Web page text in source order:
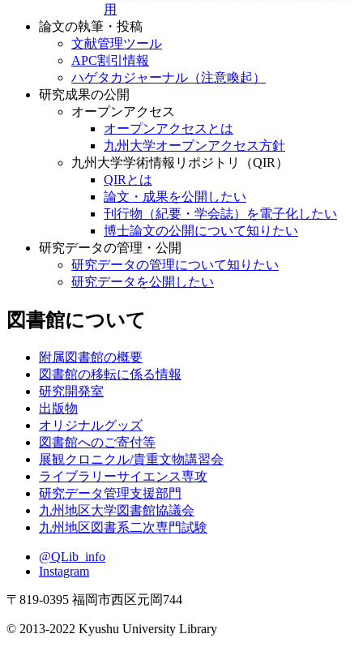
用
論文の執筆・投稿
文献管理ツール
APC割引情報
ハゲタカジャーナル（注意喚起）
研究成果の公開
オープンアクセス
オープンアクセスとは
九州大学オープンアクセス方針
九州大学学術情報リポジトリ（QIR）
QIRとは
論文・成果を公開したい
刊行物（紀要・学会誌）を電子化したい
博士論文の公開について知りたい
研究データの管理・公開
研究データの管理について知りたい
研究データを公開したい
図書館について
附属図書館の概要
図書館の移転に係る情報
研究開発室
出版物
オリジナルグッズ
図書館へのご寄付等
展観クロニクル/貴重文物講習会
ライブラリーサイエンス専攻
研究データ管理支援部門
九州地区大学図書館協議会
九州地区図書系二次専門試験
@QLib_info
Instagram
〒819-0395 福岡市西区元岡744
© 2013-2022 Kyushu University Library